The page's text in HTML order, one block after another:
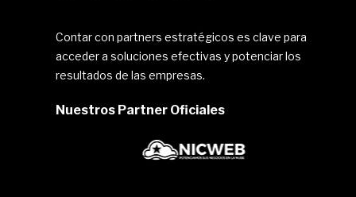
Contar con partners estratégicos es clave para
acceder a soluciones efectivas y potenciar los
resultados de las empresas.
Nuestros Partner Oficiales